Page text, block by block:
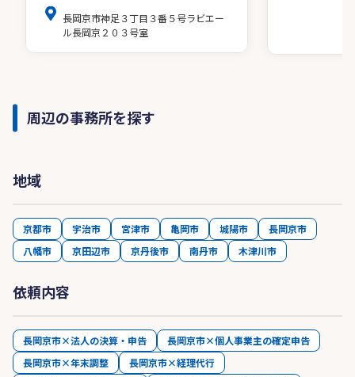
長岡京市神足３丁目３番５号ラビエー
ル長岡京２０３号室
周辺の事務所を探す
地域
京都市 宇治市 宮津市 亀岡市 城陽市
長岡京市
八幡市
京田辺市 京丹後市 南丹市 木津川市
依頼内容
長岡京市×法人の決算・申告
長岡京市×個人事業主の確定申告
長岡京市×年末調整
長岡京市×経理代行